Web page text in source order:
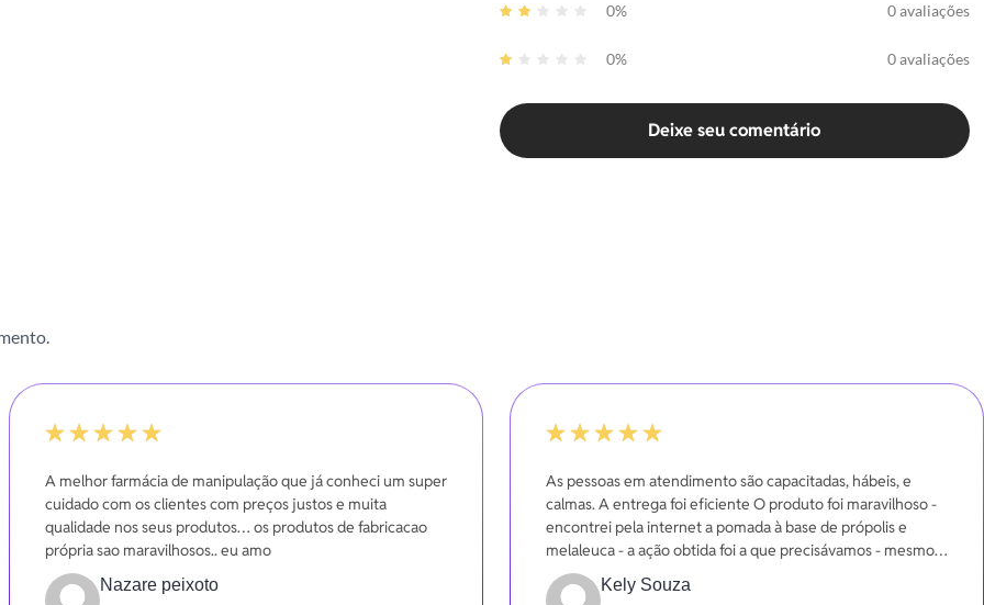
0% 0 avaliações
0% 0 avaliações
Deixe seu comentário
A melhor farmácia de manipulação que já conheci um super
cuidado com os clientes com preços justos e muita
qualidade nos seus produtos… os produtos de fabricacao
própria sao maravilhosos.. eu amo
Nazare peixoto
As pessoas em atendimento são capacitadas, hábeis, e
calmas. A entrega foi eficiente O produto foi maravilhoso -
encontrei pela internet a pomada à base de própolis e
melaleuca - a ação obtida foi a que precisávamos - mesmo
em poucos dias.
Kely Souza